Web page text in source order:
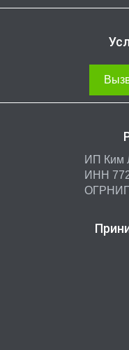
ИП Ким
ИНН
ОГРНИП